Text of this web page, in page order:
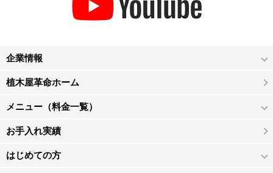
企業情報
植木屋革命ホーム
メニュー（料金一覧）
お手入れ実績
はじめての方